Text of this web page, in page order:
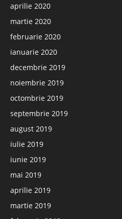
aprilie 2020
martie 2020
februarie 2020
ianuarie 2020
decembrie 2019
noiembrie 2019
octombrie 2019
septembrie 2019
august 2019
iulie 2019
iunie 2019
mai 2019
aprilie 2019
martie 2019